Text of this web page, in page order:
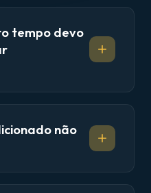
tempo devo
não